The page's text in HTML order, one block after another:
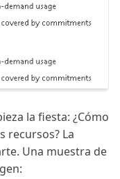
la fiesta: ¿Cómo
recursos? La
Una muestra de